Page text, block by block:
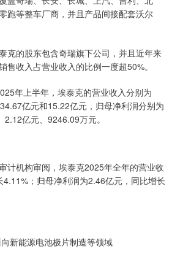
跑等整车厂商，并且产品间接配套沃尔
的股东包含奇瑞旗下公司，并且近年来
售收入占营业收入的比例一度超50%。
年上半年，埃泰克的营业收入分别为
亿元和15.22亿元，归母净利润分别为
亿元、9246.09万元。
机构审阅，埃泰克2025年全年的营业收
4.11%；归母净利润为2.46亿元，同比增长
新能源电池极片制造等领域